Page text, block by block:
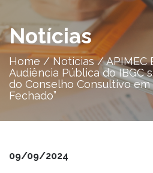
Notícias
Home/Notícias/APIMEC
Audiência Pública do IBGC
do Conselho Consultivo
Fechado”
09/09/2024